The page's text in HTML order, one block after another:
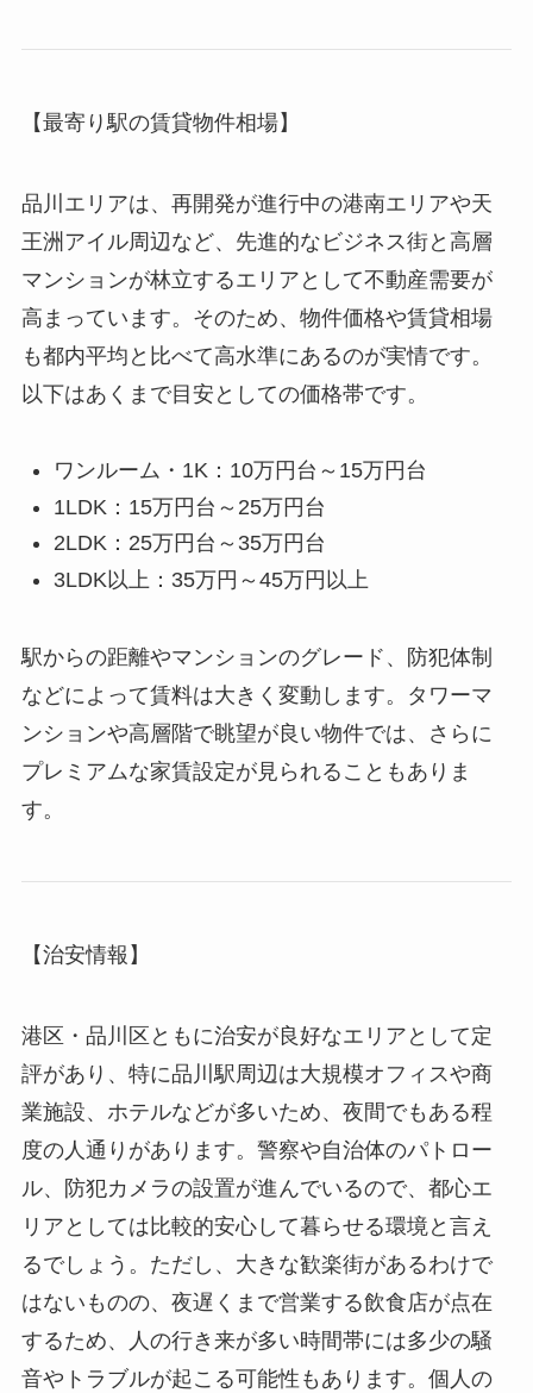
【最寄り駅の賃貸物件相場】
品川エリアは、再開発が進行中の港南エリアや天
王洲アイル周辺など、先進的なビジネス街と高層
マンションが林立するエリアとして不動産需要が
高まっています。そのため、物件価格や賃貸相場
も都内平均と比べて高水準にあるのが実情です。
以下はあくまで目安としての価格帯です。
ワンルーム・1K：10万円台～15万円台
1LDK：15万円台～25万円台
2LDK：25万円台～35万円台
3LDK以上：35万円～45万円以上
駅からの距離やマンションのグレード、防犯体制
などによって賃料は大きく変動します。タワーマ
ンションや高層階で眺望が良い物件では、さらに
プレミアムな家賃設定が見られることもありま
す。
【治安情報】
港区・品川区ともに治安が良好なエリアとして定
評があり、特に品川駅周辺は大規模オフィスや商
業施設、ホテルなどが多いため、夜間でもある程
度の人通りがあります。警察や自治体のパトロー
ル、防犯カメラの設置が進んでいるので、都心エ
リアとしては比較的安心して暮らせる環境と言え
るでしょう。ただし、大きな歓楽街があるわけで
はないものの、夜遅くまで営業する飲食店が点在
するため、人の行き来が多い時間帯には多少の騒
音やトラブルが起こる可能性もあります。個人の